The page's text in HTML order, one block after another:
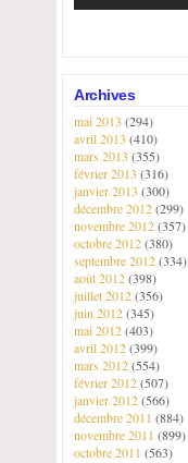
Archives
mai 2013 (294)
avril 2013 (410)
mars 2013 (355)
février 2013 (316)
janvier 2013 (300)
décembre 2012(299)
novembre 2012(357)
octobre 2012(380)
septembre 2012(334)
août 2012(398)
juillet 2012(356)
juin 2012(345)
mai 2012(403)
avril 2012(399)
mars 2012(554)
février 2012(507)
janvier 2012(566)
décembre 2011 (884)
novembre 2011 (899)
octobre 2011 (563)